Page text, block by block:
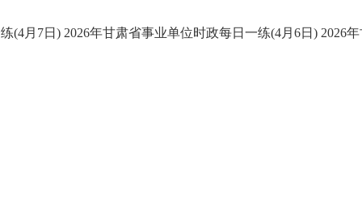
(4月7日) 2026年甘肃省事业单位时政每日一练(4月6日) 2026